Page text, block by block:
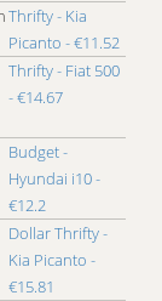
Thrifty - Kia
Picanto - €11.52
Thrifty - Fiat 500
- €14.67
Budget -
Hyundai i10 -
€12.2
Dollar Thrifty -
Kia Picanto -
€15.81